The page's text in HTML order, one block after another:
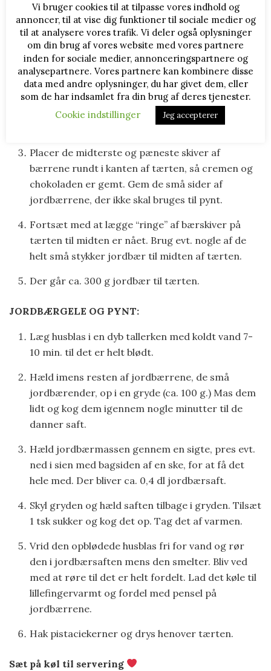
JORDBÆR:
Skyl bærrene og nip enderne af. Lad dem tørre
lidt på et rent viskestykke.
Skær bærrene i ensartede skiver (eller halver dem
bare, hvis bærrene er små eller hvis du ønsker at
pynte med halve jordbær istedet).
Placer de midterste og pæneste skiver af
bærrene rundt i kanten af tærten, så cremen og
chokoladen er gemt. Gem de små sider af
jordbærrene, der ikke skal bruges til pynt.
Fortsæt med at lægge “ringe” af bærskiver på
tærten til midten er nået. Brug evt. nogle af de
helt små stykker jordbær til midten af tærten.
Der går ca. 300 g jordbær til tærten.
JORDBÆRGELE OG PYNT:
Læg husblas i en dyb tallerken med koldt vand 7-
10 min. til det er helt blødt.
Hæld imens resten af jordbærrene, de små
jordbærender, op i en gryde (ca. 100 g.) Mas dem
lidt og kog dem igennem nogle minutter til de
danner saft.
Hæld jordbærmassen gennem en sigte, pres evt.
ned i sien med bagsiden af en ske, for at få det
hele med. Der bliver ca. 0,4 dl jordbærsaft.
Skyl gryden og hæld saften tilbage i gryden. Tilsæt
1 tsk sukker og kog det op. Tag det af varmen.
Vrid den opblødede husblas fri for vand og rør
den i jordbærsaften mens den smelter. Bliv ved
med at røre til det er helt fordelt. Lad det køle til
lillefingervarmt og fordel med pensel på
jordbærrene.
Hak pistaciekerner og drys henover tærten.
Sæt på køl til servering
Vi bruger cookies til at tilpasse vores indhold og
annoncer, til at vise dig funktioner til sociale medier og
til at analysere vores trafik. Vi deler også oplysninger
om din brug af vores website med vores partnere
inden for sociale medier, annonceringspartnere og
analysepartnere. Vores partnere kan kombinere disse
data med andre oplysninger, du har givet dem, eller
som de har indsamlet fra din brug af deres tjenester.
Cookie indstillinger
Jeg accepterer